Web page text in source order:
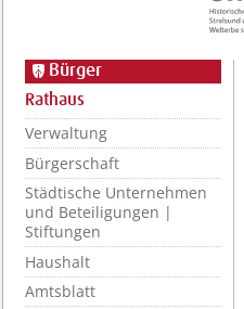
Bürger
Rathaus
Verwaltung
Bürgerschaft
Städtische Unternehmen
und Beteiligungen |
Stiftungen
Haushalt
Amtsblatt